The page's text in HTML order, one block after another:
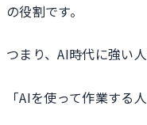
の役割です。
つまり、AI時代に強い人
「AIを使って作業する人